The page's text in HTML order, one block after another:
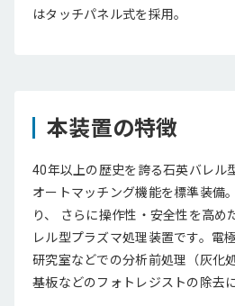
はタッチパネル式を採用。
本装置の特徴
40年以上の歴史を誇る石英バレル
オートマッチング機能を標準装備
り、 さらに操作性・安全性を高め
レル型プラズマ処理装置です。電
研究室などでの分析前処理（灰化
基板などのフォトレジストの除去